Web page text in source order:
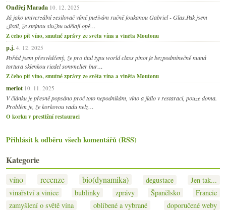
Ondřej Marada 10. 12. 2025
Já jako univerzální zesilovač vůně pužívám ručně foukanou Gabriel - Glas.Pak jsem
zjistil, že stejnou službu udělají opě…
Z čeho pít víno, smutné zprávy ze světa vína a viněta Moutonu
p.j. 4. 12. 2025
Pořád jsem přesvědčený, že pro titul typu world class pinot je bezpodmínečně nutná
tortura sklenkou riedel sommelier bur…
Z čeho pít víno, smutné zprávy ze světa vína a viněta Moutonu
merlot 10. 11. 2025
V článku je přesně popsáno proč toto nepodnikám, víno a jídlo v restaraci, pouze doma.
Problém je, že korkovou vadu nelz…
O korku v prestižní restauraci
Přihlásit k odběru všech komentářů (RSS)
Kategorie
víno recenze bio(dynamika) degustace
Jen tak...
vinařství a vinice
bublinky zprávy Španělsko
Francie
zamyšlení o světě vína
oblíbené a vybrané
doporučené weby